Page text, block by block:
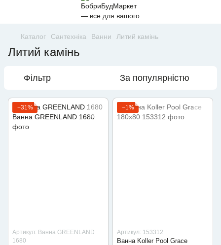
Каталог Сантехніка Ванни Литий камінь
Литий камінь
Фільтр За популярністю
−31%
Артикул: Ванна GREENLAND
1680
−1%
Артикул: 153312
Ванна Koller Pool Grace